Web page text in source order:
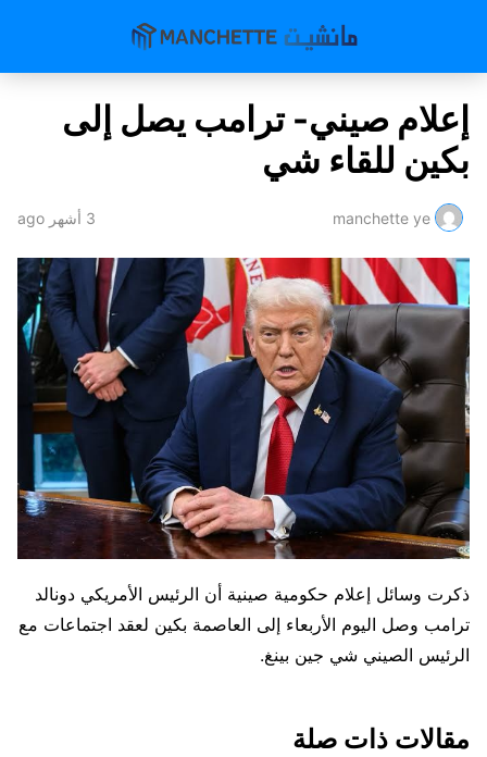
إعلام صيني- ترامب يصل إلى
بكين للقاء شي
manchette ye 3 أشهر ago
ذكرت ‌وسائل إعلام حكومية صينية أن ⁠الرئيس الأمريكي دونالد
ترامب وصل اليوم الأربعاء إلى العاصمة ‌بكين ⁠لعقد اجتماعات مع
الرئيس ⁠الصيني شي جين بينغ.
مقالات ذات صلة